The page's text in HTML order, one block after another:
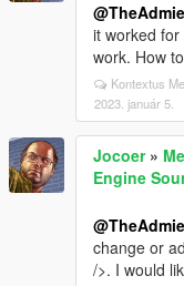
it worked
work. How
Kontextus
2023. január 5.
Jocoer»
Engine
change or
/>. I would